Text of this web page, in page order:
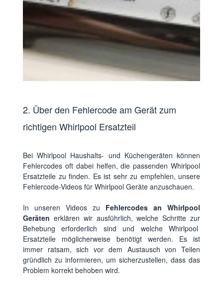
2. Über den Fehlercode am Gerät zum
richtigen Whirlpool Ersatzteil
Bei Whirlpool Haushalts- und Küchengeräten können
Fehlercodes oft dabei helfen, die passenden Whirlpool
Ersatzteile zu finden. Es ist sehr zu empfehlen, unsere
Fehlercode-Videos für Whirlpool Geräte anzuschauen.
In unseren Videos zu Fehlercodes an Whirlpool
Geräten erklären wir ausführlich, welche Schritte zur
Behebung erforderlich sind und welche Whirlpool
Ersatzteile möglicherweise benötigt werden. Es ist
immer ratsam, sich vor dem Austausch von Teilen
gründlich zu informieren, um sicherzustellen, dass das
Problem korrekt behoben wird.